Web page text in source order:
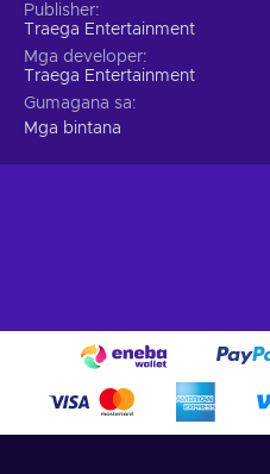
Publisher
Traega Entertainment
Mga developer
Traega Entertainment
Gumagana sa
Mga bintana